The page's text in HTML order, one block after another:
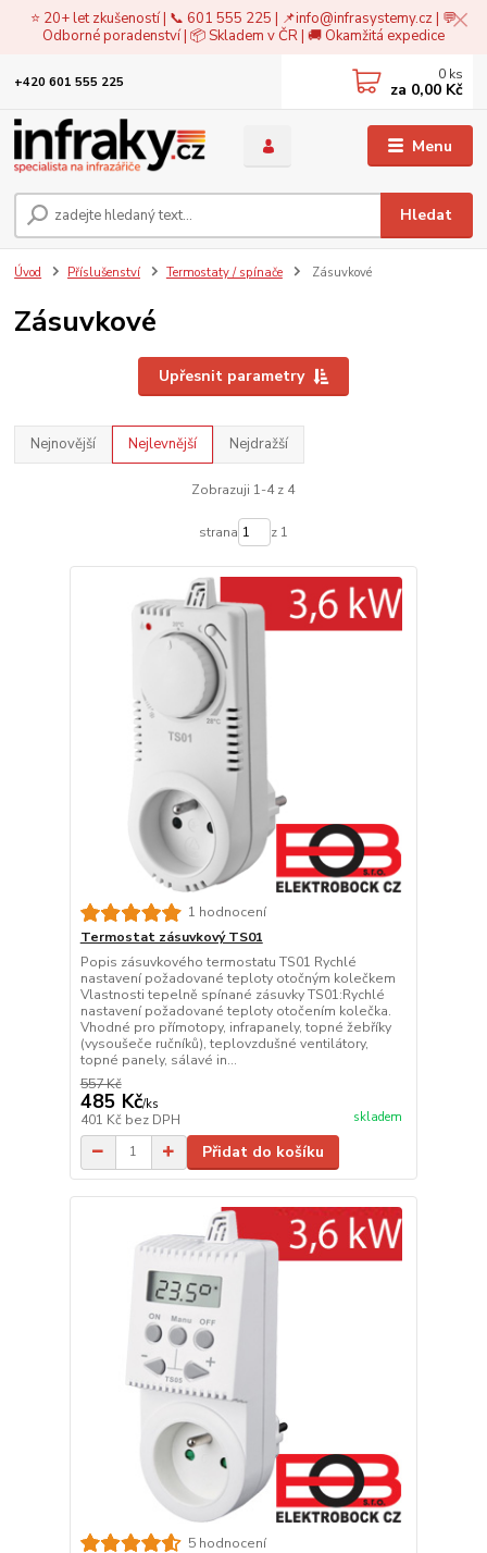
⭐ 20+ let zkušeností | 📞 601 555 225 | 📌info@infrasystemy.cz| 💬
Odborné poradenství | 📦 Skladem v ČR | 🚚 Okamžitá expedice
Menu
Hledat
+420 601 555 225 0 ks
za 0,00 Kč
Úvod Příslušenství Termostaty / spínače Zásuvkové
Zásuvkové
Upřesnit parametry
Nejnovější Nejlevnější Nejdražší
Zobrazuji 1-4 z 4
strana z 1
1 hodnocení
Termostat zásuvkový TS01
Popis zásuvkového termostatu TS01 Rychlé
nastavení požadované teploty otočným kolečkem
Vlastnosti tepelně spínané zásuvky TS01:Rychlé
nastavení požadované teploty otočením kolečka.
Vhodné pro přímotopy, infrapanely, topné žebříky
(vysoušeče ručníků), teplovzdušné ventilátory,
topné panely, sálavé in...
557 Kč
485 Kč/ks
401 Kč bez DPH skladem
Přidat do košíku
5 hodnocení